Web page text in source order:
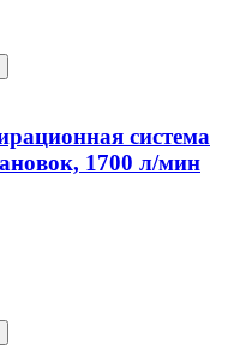
система
1700 л/мин